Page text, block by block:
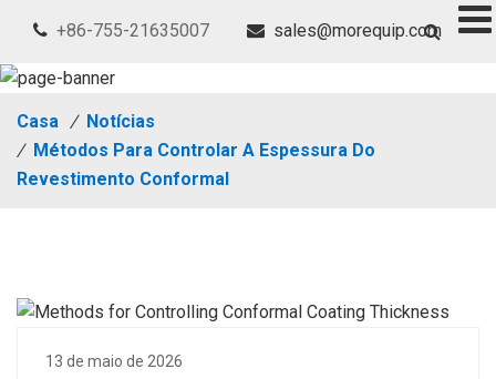
+86-755-21635007 sales@morequip.com
Casa / Notícias
/ Métodos Para Controlar A Espessura Do
Revestimento Conformal
13 de maio de 2026